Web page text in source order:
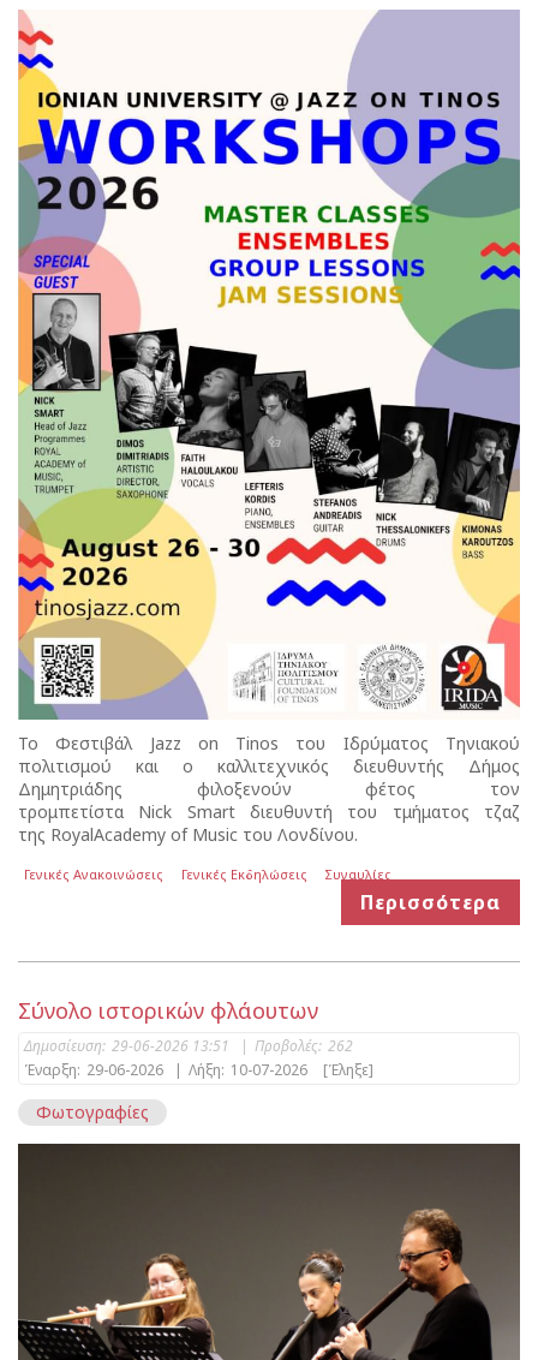
Το Φεστιβάλ Jazz on Tinos του Ιδρύματος Τηνιακού
πολιτισμού και ο καλλιτεχνικός διευθυντής Δήμος
Δημητριάδης φιλοξενούν φέτος τον
τρομπετίστα Nick Smart διευθυντή του τμήματος τζαζ
της RoyalAcademy of Music του Λονδίνου.
Γενικές Ανακοινώσεις Γενικές Εκδηλώσεις Συναυλίες
Περισσότερα
Σύνολο ιστορικών φλάουτων
Δημοσίευση: 29-06-2026 13:51 | Προβολές: 262
Έναρξη: 29-06-2026 | Λήξη: 10-07-2026 [Έληξε]
Φωτογραφίες